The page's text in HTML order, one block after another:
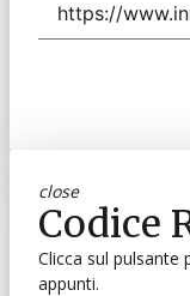
close
Codice
Clicca sul pulsante
appunti.